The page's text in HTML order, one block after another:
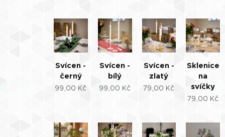
Svícen -
černý
99,00 Kč
Svícen -
bílý
99,00 Kč
Svícen -
zlatý
79,00 Kč
Sklenice
na
svíčky
79,00 Kč